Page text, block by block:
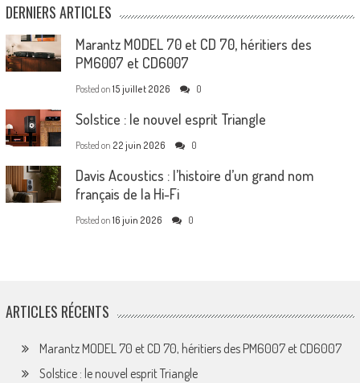
DERNIERS ARTICLES
Marantz MODEL 70 et CD 70, héritiers des
PM6007 et CD6007
Posted on 15 juillet 2026 0
Solstice : le nouvel esprit Triangle
Posted on 22 juin 2026 0
Davis Acoustics : l’histoire d’un grand nom
français de la Hi-Fi
Posted on 16 juin 2026 0
ARTICLES RÉCENTS
Marantz MODEL 70 et CD 70, héritiers des PM6007 et CD6007
Solstice : le nouvel esprit Triangle